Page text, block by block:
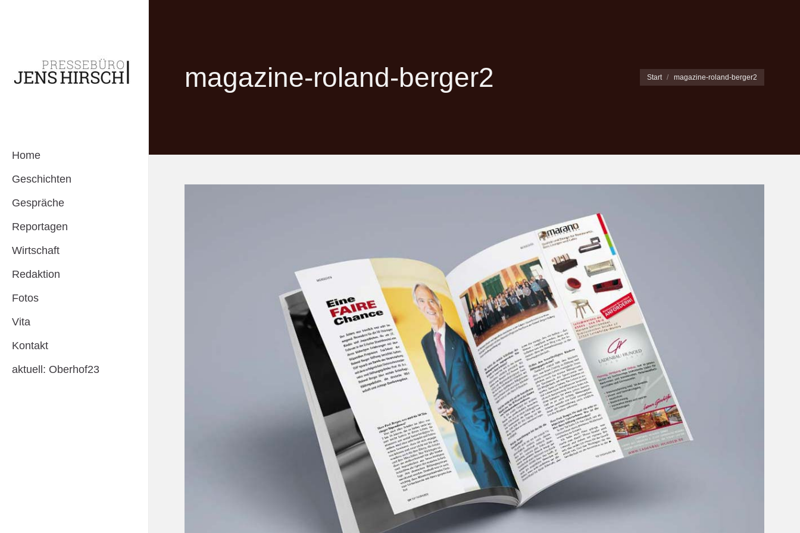
Home
Geschichten
Gespräche
Reportagen
Wirtschaft
Redaktion
Fotos
Vita
Kontakt
aktuell: Oberhof23
magazine-roland-berger2 Sie befinden sich hier:
Start magazine-roland-berger2